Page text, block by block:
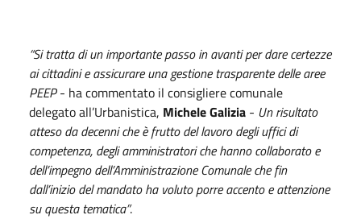
“Si tratta di un importante passo in avanti per dare certezze
ai cittadini e assicurare una gestione trasparente delle aree
PEEP- ha commentato il consigliere comunale
delegato all’Urbanistica, Michele Galizia - Un risultato
atteso da decenni che è frutto del lavoro degli uffici di
competenza, degli amministratori che hanno collaborato e
dell’impegno dell’Amministrazione Comunale che fin
dall’inizio del mandato ha voluto porre accento e attenzione
su questa tematica”.